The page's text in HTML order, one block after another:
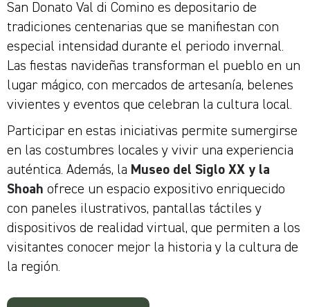
San Donato Val di Comino es depositario de
tradiciones centenarias que se manifiestan con
especial intensidad durante el periodo invernal.
Las fiestas navideñas transforman el pueblo en un
lugar mágico, con mercados de artesanía, belenes
vivientes y eventos que celebran la cultura local.
Participar en estas iniciativas permite sumergirse
en las costumbres locales y vivir una experiencia
auténtica. Además, la Museo del Siglo XX y la
Shoah ofrece un espacio expositivo enriquecido
con paneles ilustrativos, pantallas táctiles y
dispositivos de realidad virtual, que permiten a los
visitantes conocer mejor la historia y la cultura de
la región.